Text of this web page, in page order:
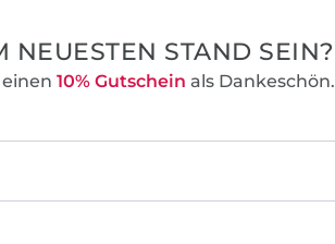
NEUESTEN STAND SEIN?
10% Gutschein als Dankeschön.